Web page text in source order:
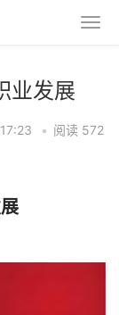
业发展
• 阅读 572